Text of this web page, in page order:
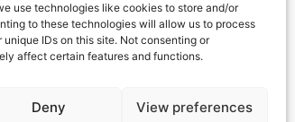
use technologies like cookies to store and/or
to these technologies will allow us to process
IDs on this site. Not consenting or
affect certain features and functions.
Deny View preferences